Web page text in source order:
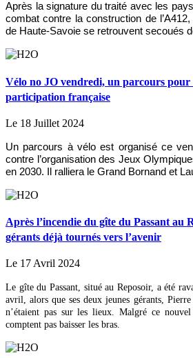
Après la signature du traité avec les
combat contre la construction de
de Haute-Savoie se retrouvent secoués
Vélo no JO vendredi, un parcours pour
participation française
Le 18 Juillet 2024
Un parcours à vélo est organisé ce
contre l’organisation des Jeux
en 2030. Il ralliera le Grand Bornand et
Après l’incendie du gîte du Passant au
gérants déjà tournés vers l’avenir
Le 17 Avril 2024
Le gîte du Passant, situé au Reposoir, a été
avril, alors que ses deux jeunes gérants,
n’étaient pas sur les lieux. Malgré ce
comptent pas baisser les bras.